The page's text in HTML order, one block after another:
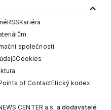
RSSKariéra
společnosti
Cookies
of ContactEtický kodex
CENTER a.s. a dodavatelé